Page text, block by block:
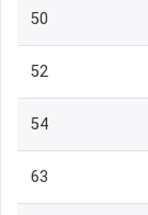
50
52
54
63